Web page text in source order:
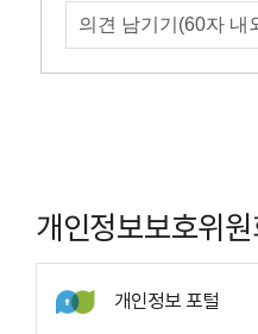
개인정보보호위
개인정보 포털